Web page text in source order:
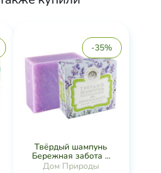
-35%
Твёрдый шампунь
Бережная забота ...
Дом Природы